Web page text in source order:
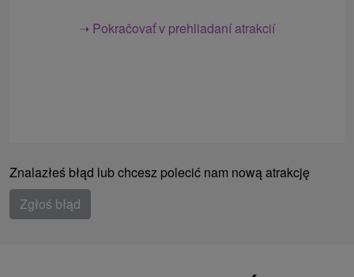
➝ Pokračovať v prehliadaní atrakcií
Znalazłeś błąd lub chcesz polecić nam nową atrakcję
Zgłoś błąd